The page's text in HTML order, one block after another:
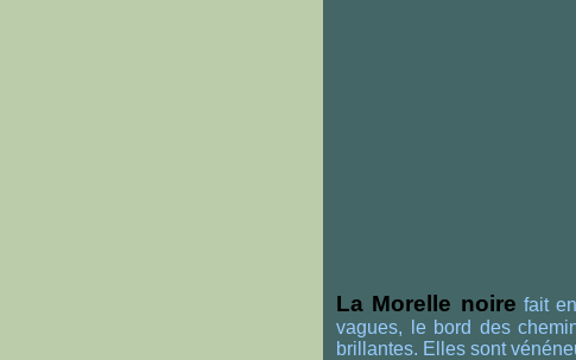
La Morelle noire fait
vagues, le bord des
brillantes. Elles sont